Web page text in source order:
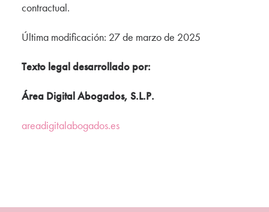
contractual.
Última modificación: 27 de marzo de 2025
Texto legal desarrollado por:
Área Digital Abogados, S.L.P.
areadigitalabogados.es